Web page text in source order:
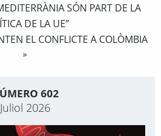
SÓN PART DE LA
DE LA UE”
EL CONFLICTE A COLÒMBIA
»
602
Juliol 2026